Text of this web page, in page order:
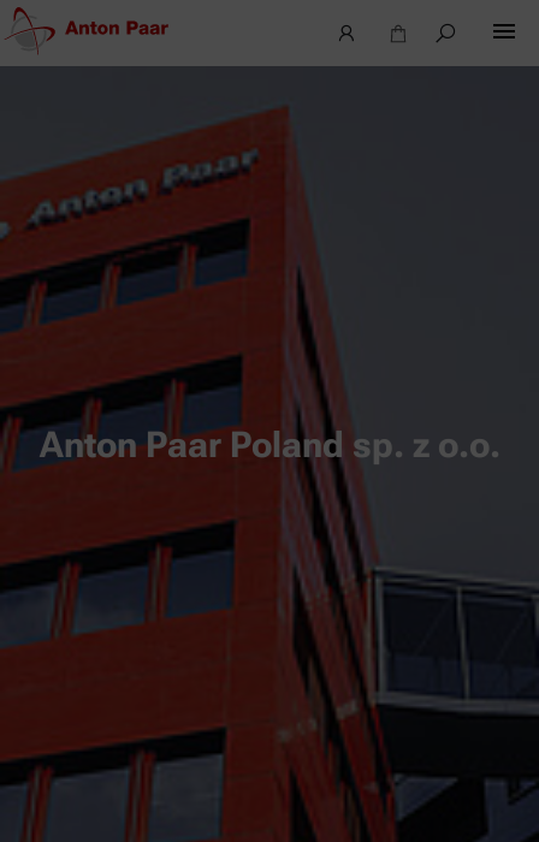
Anton Paar Poland sp. z o.o.